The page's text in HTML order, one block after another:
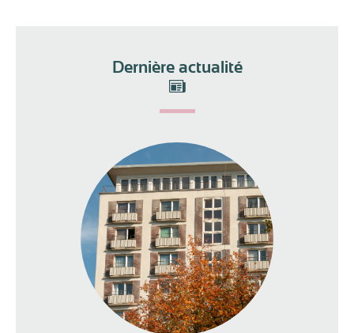
Dernière actualité